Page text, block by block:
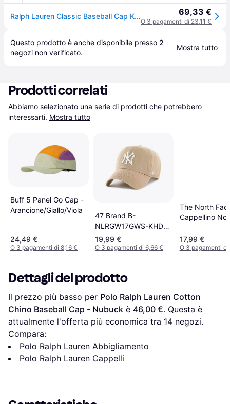
Ralph Lauren Classic Baseball Cap Khaki 69,33 €
O 3 pagamenti di 23,11 €
Questo prodotto è anche disponibile presso 2
negozi non verificato.
Mostra tutto
Prodotti correlati
Abbiamo selezionato una serie di prodotti che potrebbero
interessarti. Mostra tutto
Buff 5 Panel Go Cap -
Arancione/Giallo/Viola
24,49 €
O 3 pagamenti di 8,16 €
47 Brand B-
NLRGW17GWS-KHD
Strapback Cap -
Beige
19,99 €
O 3 pagamenti di 6,66 €
The North
Cappellino
17,99 €
O 3 pagamenti di
Dettagli del prodotto
Il prezzo più basso per Polo Ralph Lauren Cotton
Chino Baseball Cap - Nubuck è 46,00 €. Questa è
attualmente l'offerta più economica tra 14 negozi.
Compara:
Polo Ralph Lauren Abbigliamento
Polo Ralph Lauren Cappelli